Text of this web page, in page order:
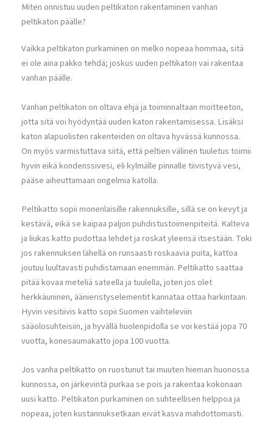
Miten onnistuu uuden peltikaton rakentaminen vanhan
peltikaton päälle?
Vaikka peltikaton purkaminen on melko nopeaa hommaa, sitä
ei ole aina pakko tehdä; joskus uuden peltikaton vai rakentaa
vanhan päälle.
Vanhan peltikaton on oltava ehjä ja toiminnaltaan moitteeton,
jotta sitä voi hyödyntää uuden katon rakentamisessa. Lisäksi
katon alapuolisten rakenteiden on oltava hyvässä kunnossa.
On myös varmistuttava siitä, että peltien välinen tuuletus toimii
hyvin eikä kondenssivesi, eli kylmälle pinnalle tiivistyvä vesi,
pääse aiheuttamaan ongelmia katolla.
Peltikatto sopii monenlaisille rakennuksille, sillä se on kevyt ja
kestävä, eikä se kaipaa paljon puhdistustoimenpiteitä. Kalteva
ja liukas katto pudottaa lehdet ja roskat yleensä itsestään. Toki
jos rakennuksen lähellä on runsaasti roskaavia puita, kattoa
joutuu luultavasti puhdistamaan enemmän. Peltikatto saattaa
pitää kovaa meteliä sateella ja tuulella, joten jos olet
herkkäuninen, äänieristyselementit kannataa ottaa harkintaan.
Hyvin vesitiivis katto sopii Suomen vaihteleviin
sääolosuhteisiin, ja hyvällä huolenpidolla se voi kestää jopa 70
vuotta, konesaumakatto jopa 100 vuotta.
Jos vanha peltikatto on ruostunut tai muuten hieman huonossa
kunnossa, on järkevintä purkaa se pois ja rakentaa kokonaan
uusi katto. Peltikaton purkaminen on suhteellisen helppoa ja
nopeaa, joten kustannuksetkaan eivät kasva mahdottomasti.